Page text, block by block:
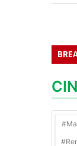
les plans